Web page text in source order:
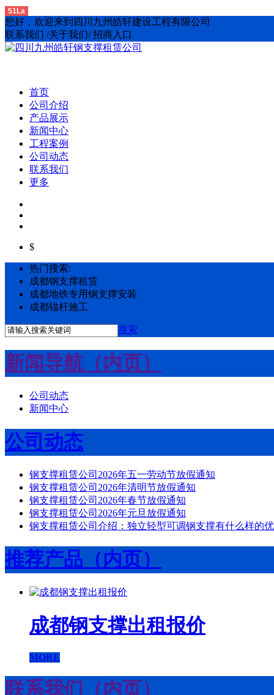
51La
您好，欢迎来到四川九州皓轩建设工程有限公司
联系我们 /关于我们/ 招商入口
首页
公司介绍
产品展示
新闻中心
工程案例
公司动态
联系我们
更多
$
热门搜索:
成都钢支撑租赁
成都地铁专用钢支撑安装
成都锚杆施工
搜索
新闻导航（内页）
公司动态
新闻中心
公司动态
钢支撑租赁公司2026年五一劳动节放假通知
钢支撑租赁公司2026年清明节放假通知
钢支撑租赁公司2026年春节放假通知
钢支撑租赁公司2026年元旦放假通知
钢支撑租赁公司介绍：独立轻型可调钢支撑有什么样的
推荐产品（内页）
成都钢支撑出租报价
MORE
联系我们（内页）